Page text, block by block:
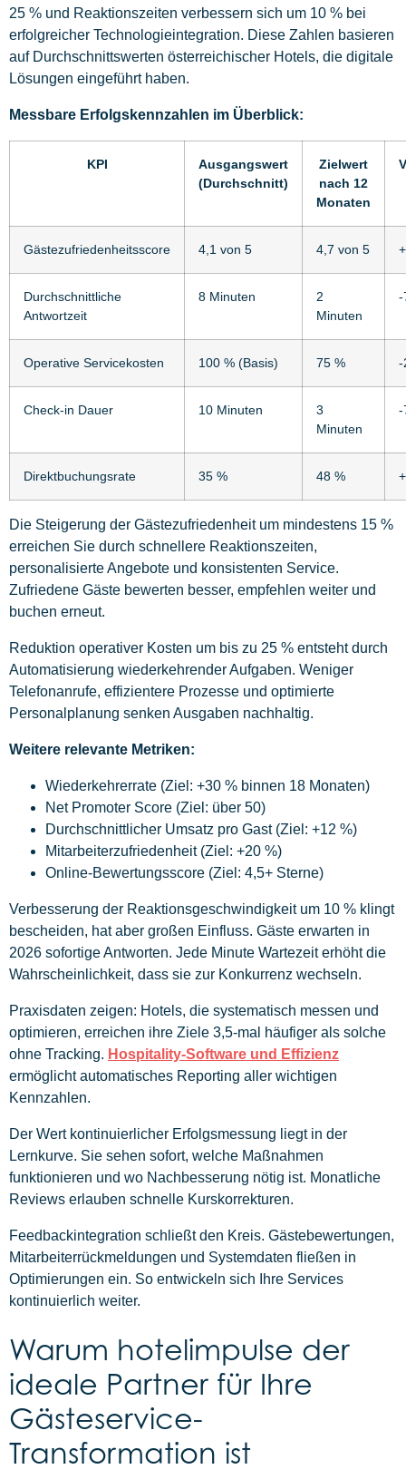
25 % und Reaktionszeiten verbessern sich um 10 % bei
erfolgreicher Technologieintegration. Diese Zahlen basieren
auf Durchschnittswerten österreichischer Hotels, die digitale
Lösungen eingeführt haben.
Messbare Erfolgskennzahlen im Überblick:
KPI
Ausgangswert
(Durchschnitt)
Zielwert
nach 12
Monaten
Gästezufriedenheitsscore 4,1 von 5 4,7 von 5
Durchschnittliche
Antwortzeit
8 Minuten
2
Minuten
-
Operative Servicekosten 100 % (Basis) 75 % -
Check-in Dauer 10 Minuten
3
Minuten
-
Direktbuchungsrate 35 % 48 %
Die Steigerung der Gästezufriedenheit um mindestens 15 %
erreichen Sie durch schnellere Reaktionszeiten,
personalisierte Angebote und konsistenten Service.
Zufriedene Gäste bewerten besser, empfehlen weiter und
buchen erneut.
Reduktion operativer Kosten um bis zu 25 % entsteht durch
Automatisierung wiederkehrender Aufgaben. Weniger
Telefonanrufe, effizientere Prozesse und optimierte
Personalplanung senken Ausgaben nachhaltig.
Weitere relevante Metriken:
Wiederkehrerrate (Ziel: +30 % binnen 18 Monaten)
Net Promoter Score (Ziel: über 50)
Durchschnittlicher Umsatz pro Gast (Ziel: +12 %)
Mitarbeiterzufriedenheit (Ziel: +20 %)
Online-Bewertungsscore (Ziel: 4,5+ Sterne)
Verbesserung der Reaktionsgeschwindigkeit um 10 % klingt
bescheiden, hat aber großen Einfluss. Gäste erwarten in
2026 sofortige Antworten. Jede Minute Wartezeit erhöht die
Wahrscheinlichkeit, dass sie zur Konkurrenz wechseln.
Praxisdaten zeigen: Hotels, die systematisch messen und
optimieren, erreichen ihre Ziele 3,5-mal häufiger als solche
ohne Tracking. Hospitality-Software und Effizienz
ermöglicht automatisches Reporting aller wichtigen
Kennzahlen.
Der Wert kontinuierlicher Erfolgsmessung liegt in der
Lernkurve. Sie sehen sofort, welche Maßnahmen
funktionieren und wo Nachbesserung nötig ist. Monatliche
Reviews erlauben schnelle Kurskorrekturen.
Feedbackintegration schließt den Kreis. Gästebewertungen,
Mitarbeiterrückmeldungen und Systemdaten fließen in
Optimierungen ein. So entwickeln sich Ihre Services
kontinuierlich weiter.
Warum hotelimpulse der
ideale Partner für Ihre
Gästeservice-
Transformation ist